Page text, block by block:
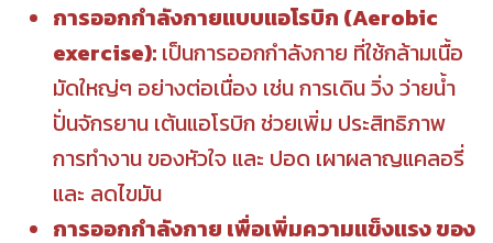
การออกกำลังกายแบบแอโรบิก (Aerobic
exercise): เป็นการออกกำลังกาย ที่ใช้กล้ามเนื้อ
มัดใหญ่ๆ อย่างต่อเนื่อง เช่น การเดิน วิ่ง ว่ายน้ำ
ปั่นจักรยาน เต้นแอโรบิก ช่วยเพิ่ม ประสิทธิภาพ
การทำงาน ของหัวใจ และ ปอด เผาผลาญแคลอรี่
และ ลดไขมัน
การออกกำลังกาย เพื่อเพิ่มความแข็งแรง ของ